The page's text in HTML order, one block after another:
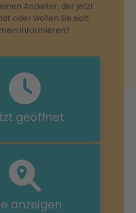
einen Anbieter, der jetzt
oder wollen Sie sich
informieren?
geöffnet
anzeigen